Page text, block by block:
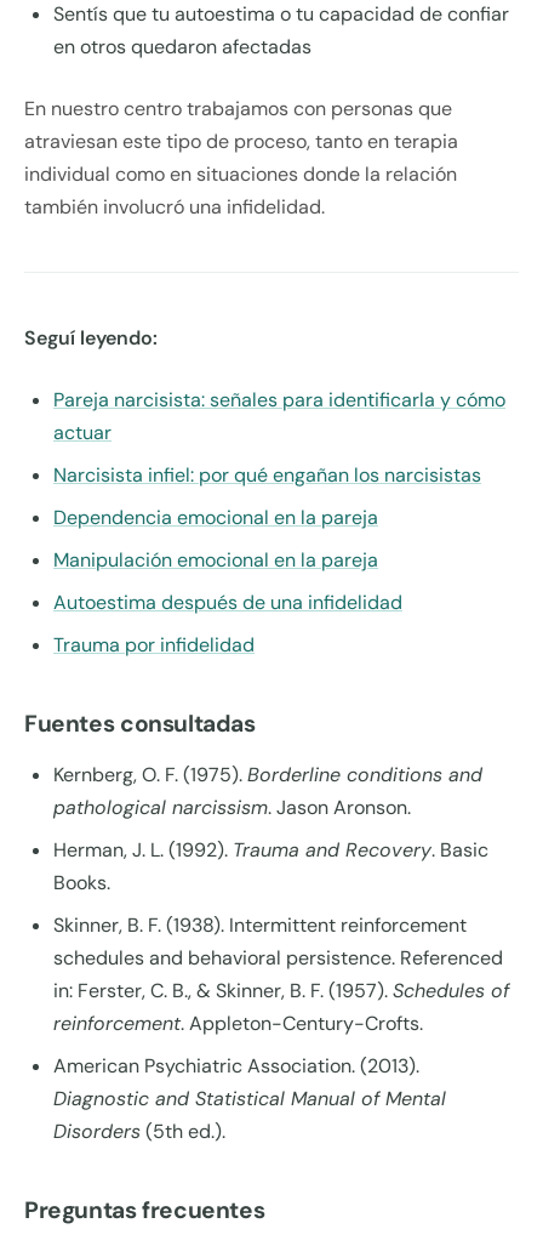
Sentís que tu autoestima o tu capacidad de confiar
en otros quedaron afectadas
En nuestro centro trabajamos con personas que
atraviesan este tipo de proceso, tanto en terapia
individual como en situaciones donde la relación
también involucró una infidelidad.
Seguí leyendo:
Pareja narcisista: señales para identificarla y cómo
actuar
Narcisista infiel: por qué engañan los narcisistas
Dependencia emocional en la pareja
Manipulación emocional en la pareja
Autoestima después de una infidelidad
Trauma por infidelidad
Fuentes consultadas
Kernberg, O. F. (1975).Borderline conditions and
pathological narcissism. Jason Aronson.
Herman, J. L. (1992). Trauma and Recovery. Basic
Books.
Skinner, B. F. (1938). Intermittent reinforcement
schedules and behavioral persistence. Referenced
in: Ferster, C. B., & Skinner, B. F. (1957).Schedules of
reinforcement. Appleton-Century-Crofts.
American Psychiatric Association. (2013).
Diagnostic and Statistical Manual of Mental
Disorders(5th ed.).
Preguntas frecuentes